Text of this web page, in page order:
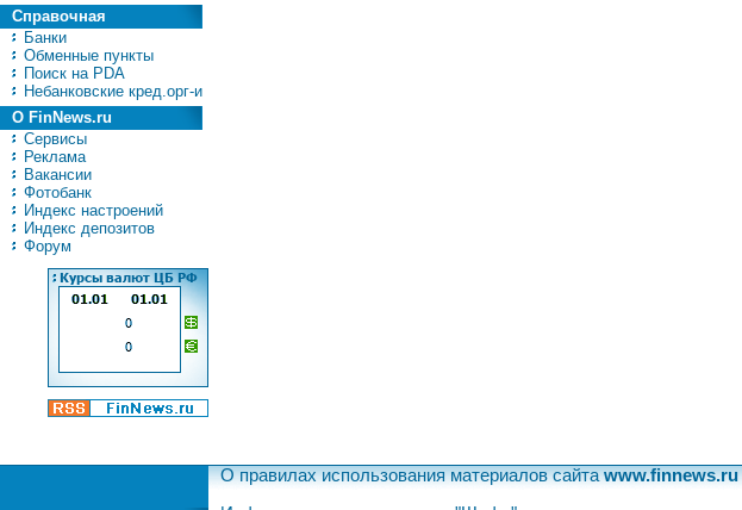
Справочная
Банки
Обменные пункты
Поиск на PDA
Небанковские кред.орг-и
О FinNews.ru
Сервисы
Реклама
Вакансии
Фотобанк
Индекс настроений
Индекс депозитов
Форум
О правилах использования материалов сайтаwww.finnews.ru